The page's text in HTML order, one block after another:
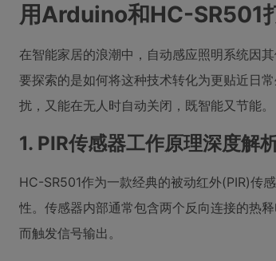
用Arduino和HC-SR501
在智能家居的浪潮中，自动感应照明系统因
要探索的是如何将这种技术转化为更贴近日
扰，又能在无人时自动关闭，既智能又节能。
1. PIR传感器工作原理深度解
HC-SR501作为一款经典的被动红外(PIR)传
性。传感器内部通常包含两个反向连接的热
而触发信号输出。